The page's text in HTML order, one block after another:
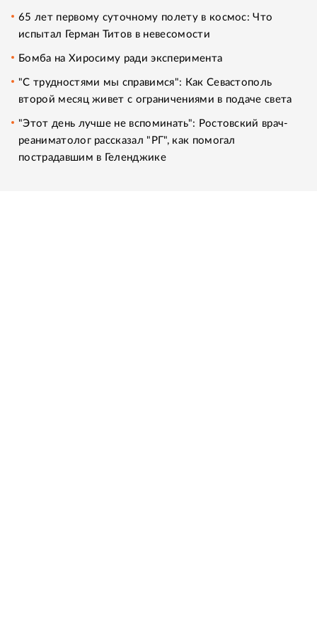
65 лет первому суточному полету в космос: Что
испытал Герман Титов в невесомости
Бомба на Хиросиму ради эксперимента
"С трудностями мы справимся": Как Севастополь
второй месяц живет с ограничениями в подаче света
"Этот день лучше не вспоминать": Ростовский врач-
реаниматолог рассказал "РГ", как помогал
пострадавшим в Геленджике